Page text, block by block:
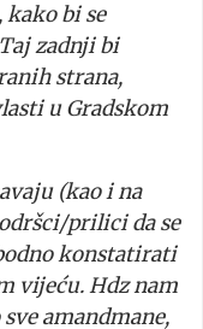
kako bi se
zadnji bi
strana,
u Gradskom
(kao i na
prilici da se
konstatirati
vijeću. Hdz nam
amandmane,